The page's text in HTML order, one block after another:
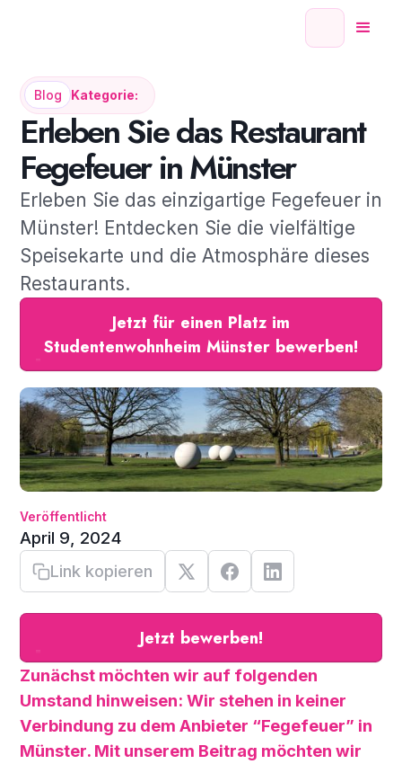
Blog Kategorie:
Erleben Sie das Restaurant
Fegefeuer in Münster
Erleben Sie das einzigartige Fegefeuer in
Münster! Entdecken Sie die vielfältige
Speisekarte und die Atmosphäre dieses
Restaurants.
Jetzt für einen Platz im
Studentenwohnheim Münster bewerben!
Veröffentlicht
April 9, 2024
Link kopieren
Jetzt bewerben!
Zunächst möchten wir auf folgenden
Umstand hinweisen: Wir stehen in keiner
Verbindung zu dem Anbieter “Fegefeuer” in
Münster. Mit unserem Beitrag möchten wir